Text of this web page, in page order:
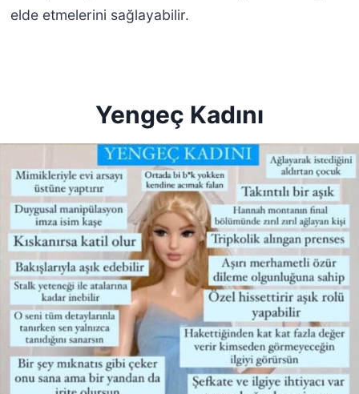
elde etmelerini sağlayabilir.
Yengeç Kadını